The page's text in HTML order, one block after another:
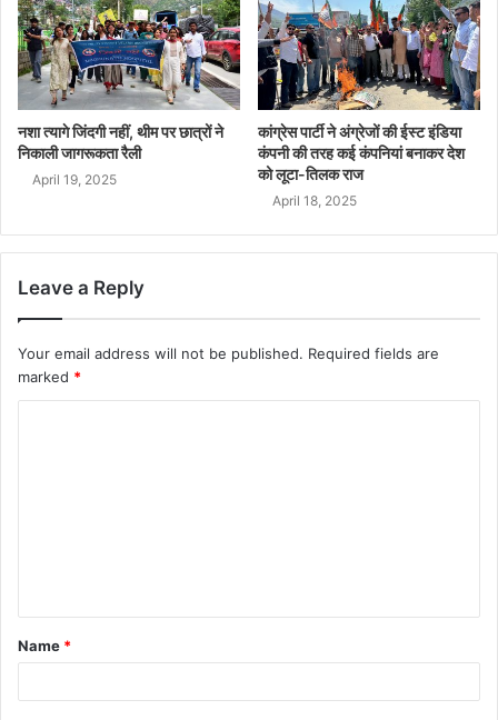
नशा त्यागे जिंदगी नहीं, थीम पर छात्रों ने
निकाली जागरूकता रैली
April 19, 2025
कांग्रेस पार्टी ने अंग्रेजों की ईस्ट इंडिया
कंपनी की तरह कई कंपनियां बनाकर देश
को लूटा-तिलक राज
April 18, 2025
Leave a Reply
Your email address will not be published. Required fields are
marked *
Name *